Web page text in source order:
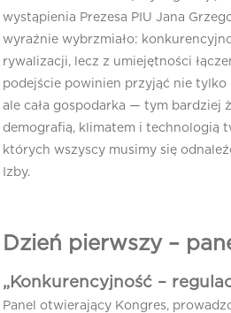
wystąpienia Prezesa PIU Jana
wyraźnie wybrzmiało:
rywalizacji, lecz z umiejętności
podejście powinien przyjąć nie tylko
ale cała gospodarka — tym bardziej
demografią, klimatem i technologią
których wszyscy musimy się
Izby.
Dzień pierwszy –
„Konkurencyjność –
Panel otwierający Kongres,